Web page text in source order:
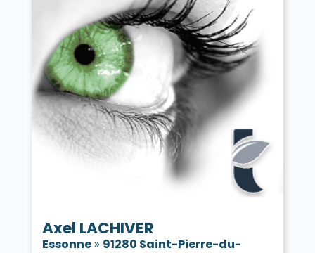
Axel LACHIVER
Essonne» 91280 Saint-Pierre-du-